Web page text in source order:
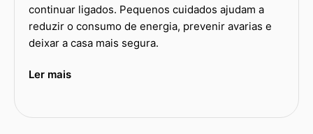
continuar ligados. Pequenos cuidados ajudam a
reduzir o consumo de energia, prevenir avarias e
deixar a casa mais segura.
Ler mais